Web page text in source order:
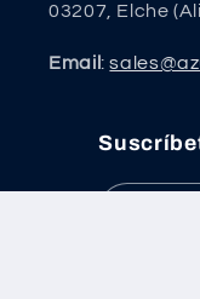
03207, Elche
Email: